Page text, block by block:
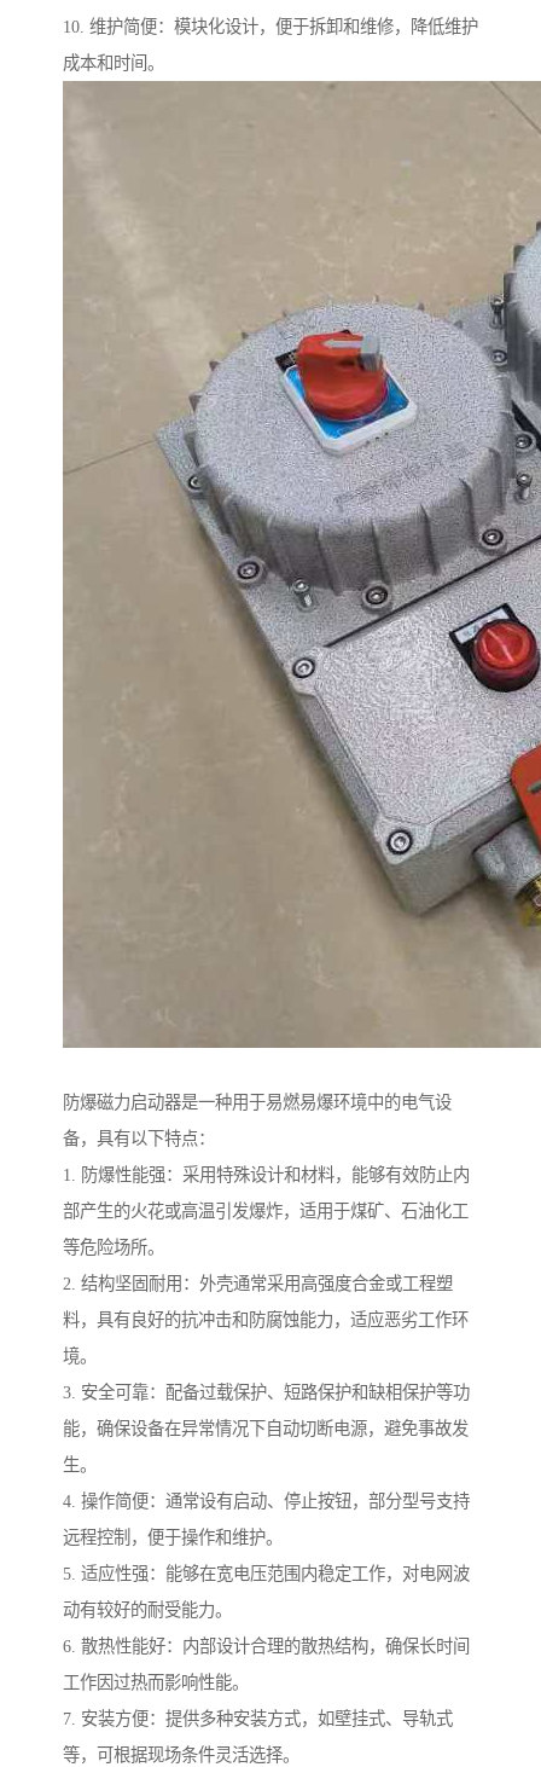
10. 维护简便：模块化设计，便于拆卸和维修，降低维护
成本和时间。
防爆磁力启动器是一种用于易燃易爆环境中的电气设
备，具有以下特点：
1. 防爆性能强：采用特殊设计和材料，能够有效防止内
部产生的火花或高温引发爆炸，适用于煤矿、石油化工
等危险场所。
2. 结构坚固耐用：外壳通常采用高强度合金或工程塑
料，具有良好的抗冲击和防腐蚀能力，适应恶劣工作环
境。
3. 安全可靠：配备过载保护、短路保护和缺相保护等功
能，确保设备在异常情况下自动切断电源，避免事故发
生。
4. 操作简便：通常设有启动、停止按钮，部分型号支持
远程控制，便于操作和维护。
5. 适应性强：能够在宽电压范围内稳定工作，对电网波
动有较好的耐受能力。
6. 散热性能好：内部设计合理的散热结构，确保长时间
工作因过热而影响性能。
7. 安装方便：提供多种安装方式，如壁挂式、导轨式
等，可根据现场条件灵活选择。